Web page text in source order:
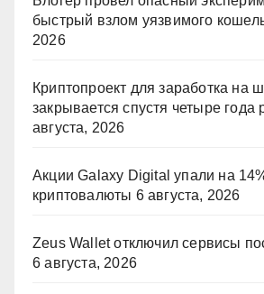
быстрый взлом уязвимого
2026
Криптопроект для заработка на
закрывается спустя четыре года
августа, 2026
Акции Galaxy Digital упали на
криптовалюты 6 августа, 2026
Zeus Wallet отключил сервисы
6 августа, 2026